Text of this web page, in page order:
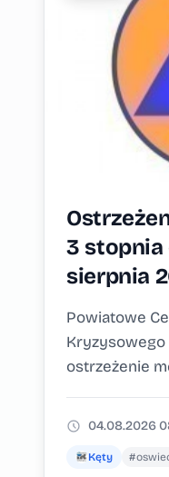
3 stopnia
sierpnia
Powiatowe
Kryzysowego
ostrzeżenie
04.08.2026
Kęty